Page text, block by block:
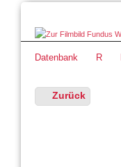
Datenbank R
Zurück